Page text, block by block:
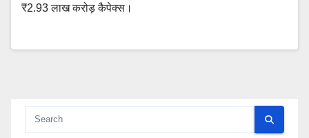
₹2.93 लाख करोड़ कैपेक्स।